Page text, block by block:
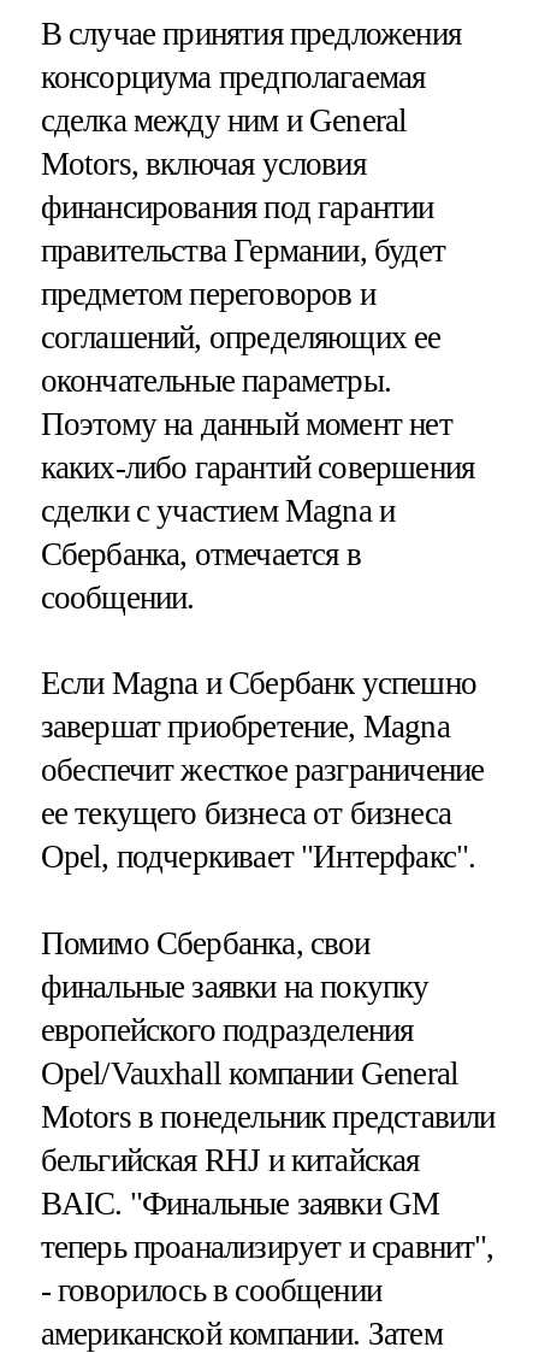
В случае принятия предложения
консорциума предполагаемая
сделка между ним и General
Motors, включая условия
финансирования под гарантии
правительства Германии, будет
предметом переговоров и
соглашений, определяющих ее
окончательные параметры.
Поэтому на данный момент нет
каких-либо гарантий совершения
сделки с участием Magna и
Сбербанка, отмечается в
сообщении.
Если Magna и Сбербанк успешно
завершат приобретение, Magna
обеспечит жесткое разграничение
ее текущего бизнеса от бизнеса
Opel, подчеркивает "Интерфакс".
Помимо Сбербанка, свои
финальные заявки на покупку
европейского подразделения
Opel/Vauxhall компании General
Motors в понедельник представили
бельгийская RHJ и китайская
BAIC. "Финальные заявки GM
теперь проанализирует и сравнит",
- говорилось в сообщении
американской компании. Затем